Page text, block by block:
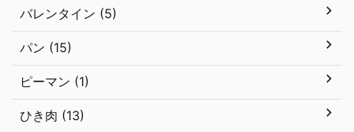
バレンタイン (5)
パン (15)
ピーマン (1)
ひき肉 (13)